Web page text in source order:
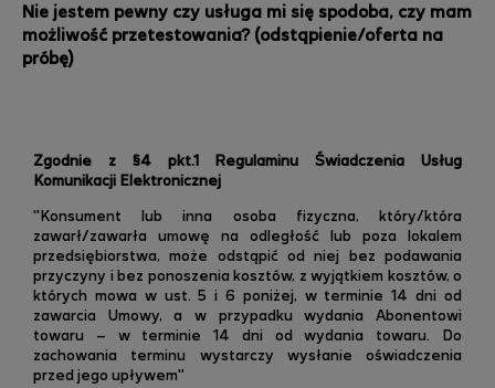
Nie jestem pewny czy usługa mi się spodoba, czy mam
możliwość przetestowania? (odstąpienie/oferta na
próbę)
Zgodnie z §4 pkt.1 Regulaminu Świadczenia Usług
Komunikacji Elektronicznej
"Konsument lub inna osoba fizyczna, który/która
zawarł/zawarła umowę na odległość lub poza lokalem
przedsiębiorstwa, może odstąpić od niej bez podawania
przyczyny i bez ponoszenia kosztów, z wyjątkiem kosztów, o
których mowa w ust. 5 i 6 poniżej, w terminie 14 dni od
zawarcia Umowy, a w przypadku wydania Abonentowi
towaru – w terminie 14 dni od wydania towaru. Do
zachowania terminu wystarczy wysłanie oświadczenia
przed jego upływem"